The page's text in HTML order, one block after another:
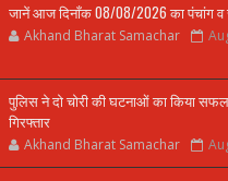
जानें आज दिनाँक 08/08/2026 का पंचांग व
Akhand Bharat Samachar
पुलिस ने दो चोरी की घटनाओं का किया
गिरफ्तार
Akhand Bharat Samachar